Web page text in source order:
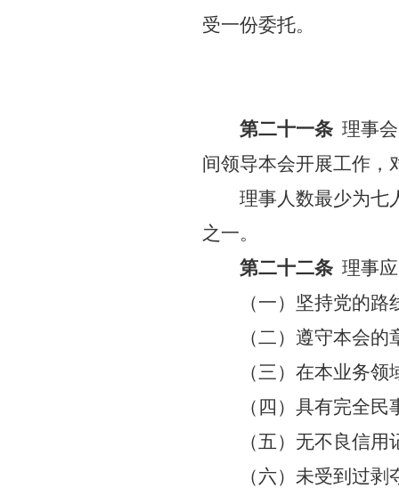
受一份委托。
第二十一条 理事
间领导本会开展工作，
理事人数最少为七
之一。
第二十二条 理事
（一）坚持党的
（二）遵守本会
（三）在本业务
（四）具有完全
（五）无不良信用
（六）未受到过